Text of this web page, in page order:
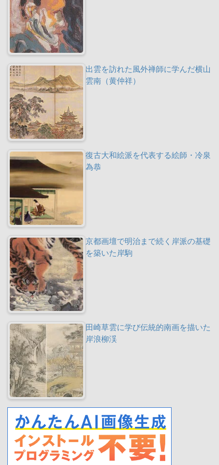
出雲を訪れた風外禅師に学んだ横山
雲南（黄仲祥）
復古大和絵派を代表する絵師・冷泉
為恭
京都画壇で明治まで続く岸派の基礎
を築いた岸駒
田崎草雲に学び伝統的南画を描いた
岸浪柳渓